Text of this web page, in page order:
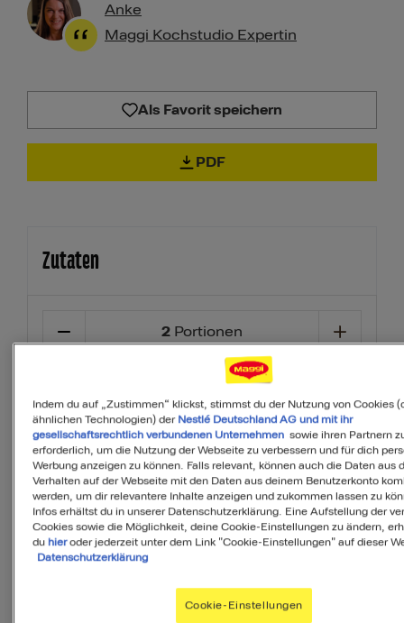
Anke
Maggi Kochstudio Expertin
Als Favorit speichern
PDF
Zutaten
2 Portionen
100 g
1
Stück
70 g
asiatische Eiernudeln
rote Paprikaschote
Babyspinat
Erdnüsse, geröstet und
gesalzen
Indem du auf „Zustimmen“ klickst, stimmst du der Nutzung von Cookies
ähnlichen Technologien) der Nestlé Deutschland AG und mit ihr
gesellschaftsrechtlich verbundenen Unternehmensowie ihren Partnern
erforderlich, um die Nutzung der Webseite zu verbessern und für dich
Werbung anzeigen zu können. Falls relevant, können auch die Daten aus
Verhalten auf der Webseite mit den Daten aus deinem Benutzerkonto
werden, um dir relevantere Inhalte anzeigen und zukommen lassen zu
Infos erhältst du in unserer Datenschutzerklärung. Eine Aufstellung der
Cookies sowie die Möglichkeit, deine Cookie-Einstellungen zu ändern,
du hieroder jederzeit unter dem Link "Cookie-Einstellungen" auf dieser
Datenschutzerklärung
Cookie-Einstellungen